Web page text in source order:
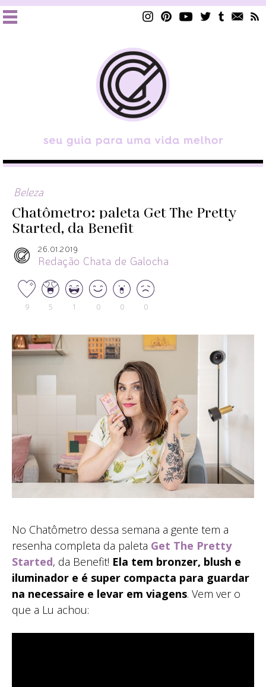
Beleza
Chatômetro: paleta Get The Pretty
Started, da Benefit
26.01.2019
Redação Chata de Galocha
9 5 1 0 0 0
No Chatômetro dessa semana a gente tem a
resenha completa da paleta Get The Pretty
Started, da Benefit! Ela tem bronzer, blush e
iluminador e é super compacta para guardar
na necessaire e levar em viagens. Vem ver o
que a Lu achou: